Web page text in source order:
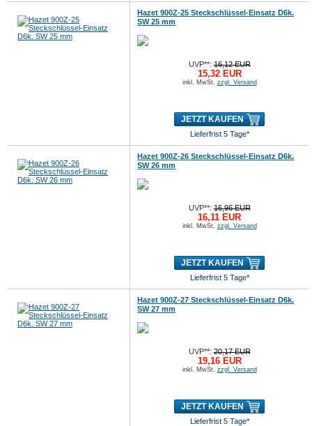
Hazet 900Z-25 Steckschlüssel-Einsatz D6k.
SW 25 mm
UVP**:16,12 EUR
15,32 EUR
inkl. MwSt. zzgl. Versand
JETZT KAUFEN
Lieferfrist 5 Tage*
Hazet 900Z-26 Steckschlüssel-Einsatz D6k.
SW 26 mm
UVP**:16,96 EUR
16,11 EUR
inkl. MwSt. zzgl. Versand
JETZT KAUFEN
Lieferfrist 5 Tage*
Hazet 900Z-27 Steckschlüssel-Einsatz D6k.
SW 27 mm
UVP**:20,17 EUR
19,16 EUR
inkl. MwSt. zzgl. Versand
JETZT KAUFEN
Lieferfrist 5 Tage*